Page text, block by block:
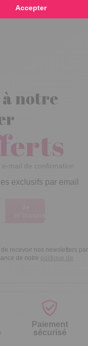
notre
mail de confirmation
exclusifs par email
recevoir nos newsletters par
de notre politique de
Paiement
sécurisé